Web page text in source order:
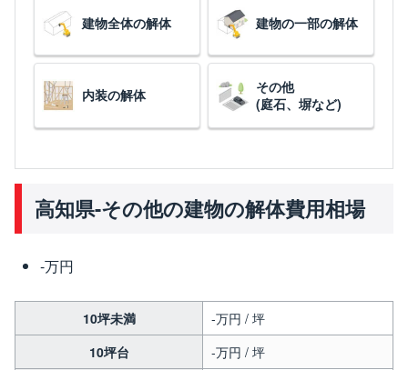
建物全体の解体 建物の一部の解体
内装の解体
その他
(庭石、塀など)
高知県-その他の建物の解体費用相場
-万円
10坪未満
-万円 / 坪
10坪台
-万円 / 坪